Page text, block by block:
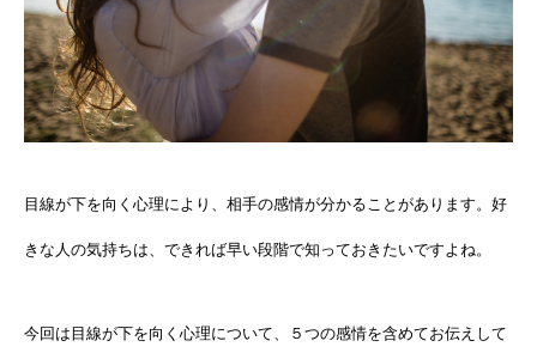
目線が下を向く心理により、相手の感情が分かることがあります。好
きな人の気持ちは、できれば早い段階で知っておきたいですよね。
今回は目線が下を向く心理について、５つの感情を含めてお伝えして